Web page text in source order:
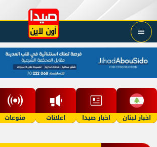
اخبار لبنان اخبار صيدا اعلانات منوعات